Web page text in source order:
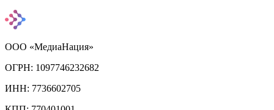
ООО «МедиаНация»
ОГРН: 1097746232682
ИНН: 7736602705